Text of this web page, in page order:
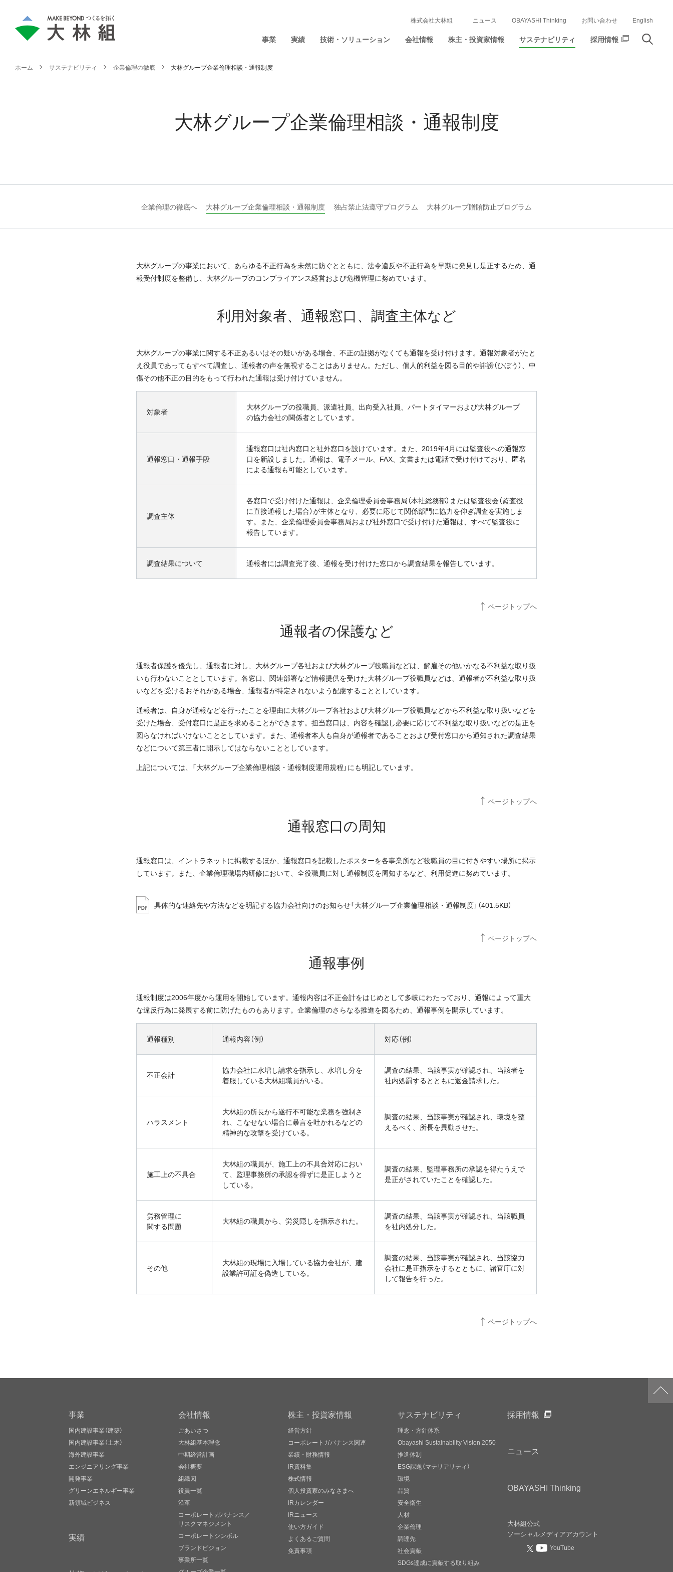
事業 実績 技術・ソリューション 会社情報 株主・投資家情報 サステナビリティ 採用情報
株式会社大林組 ニュース OBAYASHI Thinking お問い合わせ English
ホーム サステナビリティ 企業倫理の徹底 大林グループ企業倫理相談・通報制度
大林グループ企業倫理相談・通報制度
企業倫理の徹底へ 大林グループ企業倫理相談・通報制度 独占禁止法遵守プログラム 大林グループ贈賄防止プログラム
大林グループの事業において、あらゆる不正行為を未然に防ぐとともに、法令違反や不正行為を早期に発見し是正するため、通
報受付制度を整備し、大林グループのコンプライアンス経営および危機管理に努めています。
利用対象者、通報窓口、調査主体など
大林グループの事業に関する不正あるいはその疑いがある場合、不正の証拠がなくても通報を受け付けます。通報対象者がたと
え役員であってもすべて調査し、通報者の声を無視することはありません。ただし、個人的利益を図る目的や誹謗（ひぼう）、中
傷その他不正の目的をもって行われた通報は受け付けていません。
対象者 大林グループの役職員、派遣社員、出向受入社員、パートタイマーおよび大林グループ
の協力会社の関係者としています。
通報窓口・通報手段
通報窓口は社内窓口と社外窓口を設けています。また、2019年4月には監査役への通報窓
口を新設しました。通報は、電子メール、FAX、文書または電話で受け付けており、匿名
による通報も可能としています。
調査主体
各窓口で受け付けた通報は、企業倫理委員会事務局（本社総務部） または監査役会（監査役
に直接通報した場合）が主体となり、必要に応じて関係部門に協力を仰ぎ調査を実施しま
す。また、企業倫理委員会事務局および社外窓口で受け付けた通報は、すべて監査役に
報告しています。
調査結果について 通報者には調査完了後、通報を受け付けた窓口から調査結果を報告しています。
ページトップへ
通報者の保護など
通報者保護を優先し、通報者に対し、大林グループ各社および大林グループ役職員などは、解雇その他いかなる不利益な取り扱
いも行わないこととしています。各窓口、関連部署など情報提供を受けた大林グループ役職員などは、通報者が不利益な取り扱
いなどを受けるおそれがある場合、通報者が特定されないよう配慮することとしています。
通報者は、自身が通報などを行ったことを理由に大林グループ各社および大林グループ役職員などから不利益な取り扱いなどを
受けた場合、受付窓口に是正を求めることができます。担当窓口は、内容を確認し必要に応じて不利益な取り扱いなどの是正を
図らなければいけないこととしています。また、通報者本人も自身が通報者であることおよび受付窓口から通知された調査結果
などについて第三者に開示してはならないこととしています。
上記については、「大林グループ企業倫理相談・通報制度運用規程」にも明記しています。
ページトップへ
通報窓口の周知
通報窓口は、イントラネットに掲載するほか、通報窓口を記載したポスターを各事業所など役職員の目に付きやすい場所に掲示
しています。また、企業倫理職場内研修において、全役職員に対し通報制度を周知するなど、利用促進に努めています。
具体的な連絡先や方法などを明記する協力会社向けのお知らせ「大林グループ企業倫理相談・通報制度」（401.5KB）
ページトップへ
通報事例
通報制度は2006年度から運用を開始しています。通報内容は不正会計をはじめとして多岐にわたっており、通報によって重大
な違反行為に発展する前に防げたものもあります。企業倫理のさらなる推進を図るため、通報事例を開示しています。
通報種別 通報内容（例） 対応（例）
不正会計
協力会社に水増し請求を指示し、水増し分を
着服している大林組職員がいる。
調査の結果、当該事実が確認され、当該者を
社内処罰するとともに返金請求した。
ハラスメント
大林組の所長から遂行不可能な業務を強制さ
れ、 こなせない場合に暴言を吐かれるなどの
精神的な攻撃を受けている。
調査の結果、当該事実が確認され、環境を整
えるべく、所長を異動させた。
施工上の不具合
大林組の職員が、施工上の不具合対応におい
て、 監理事務所の承認を得ずに是正しようと
している。
調査の結果、監理事務所の承認を得たうえで
是正がされていたことを確認した。
労務管理に
関する問題
大林組の職員から、労災隠しを指示された。
調査の結果、当該事実が確認され、当該職員
を社内処分した。
その他
大林組の現場に入場している協力会社が、建
設業許可証を偽造している。
調査の結果、当該事実が確認され、当該協力
会社に是正指示をするとともに、諸官庁に対
して報告を行った。
ページトップへ
事業
国内建設事業（建築）
国内建設事業（土木）
海外建設事業
エンジニアリング事業
開発事業
グリーンエネルギー事業
新領域ビジネス
実績
会社情報
ごあいさつ
大林組基本理念
中期経営計画
会社概要
組織図
役員一覧
沿革
コーポレートガバナンス／
リスクマネジメント
コーポレートシンボル
ブランドビジョン
事業所一覧
株主・投資家情報
経営方針
コーポレートガバナンス関連
業績・財務情報
IR資料集
株式情報
個人投資家のみなさまへ
IRカレンダー
IRニュース
使い方ガイド
よくあるご質問
免責事項
サステナビリティ
理念・方針体系
Obayashi Sustainability Vision 2050
推進体制
ESG課題（マテリアリティ）
環境
品質
安全衛生
人材
企業倫理
調達先
社会貢献
SDGs達成に貢献する取り組み
採用情報
ニュース
OBAYASHI Thinking
大林組公式
ソーシャルメディアアカウント
YouTube